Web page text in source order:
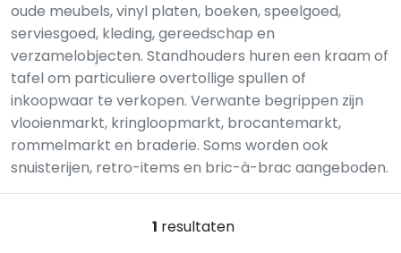
oude meubels, vinyl platen, boeken, speelgoed,
serviesgoed, kleding, gereedschap en
verzamelobjecten. Standhouders huren een kraam of
tafel om particuliere overtollige spullen of
inkoopwaar te verkopen. Verwante begrippen zijn
vlooienmarkt, kringloopmarkt, brocantemarkt,
rommelmarkt en braderie. Soms worden ook
snuisterijen, retro-items en bric-à-brac aangeboden.
1 resultaten